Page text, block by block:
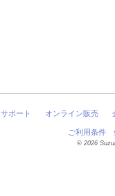
サポート オンライン販売
ご利用条件
©2026